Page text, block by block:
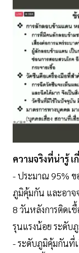
ความจริงที่น่ารู้
- ประมาณ 95% ข
ภูมิคุ้มกัน และอาจ
8 วันหลังการติดเ
รุนแรงน้อย ระดับ
- ระดับภูมิคุ้มกันที่